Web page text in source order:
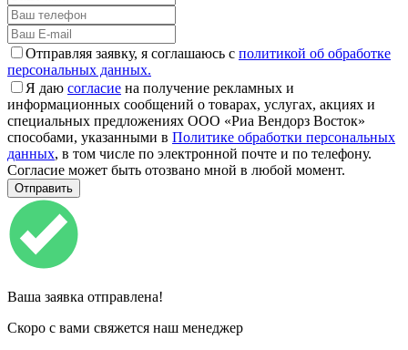
Отправляя заявку, я соглашаюсь с политикой об обработке
персональных данных.
Я даю согласие на получение рекламных и
информационных сообщений о товарах, услугах, акциях и
специальных предложениях ООО «Риа Вендорз Восток»
способами, указанными в Политике обработки персональных
данных, в том числе по электронной почте и по телефону.
Согласие может быть отозвано мной в любой момент.
Ваша заявка отправлена!
Скоро с вами свяжется наш менеджер